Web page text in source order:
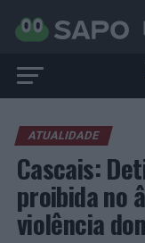
ATUALIDADE
Cascais:
proibida no
violência